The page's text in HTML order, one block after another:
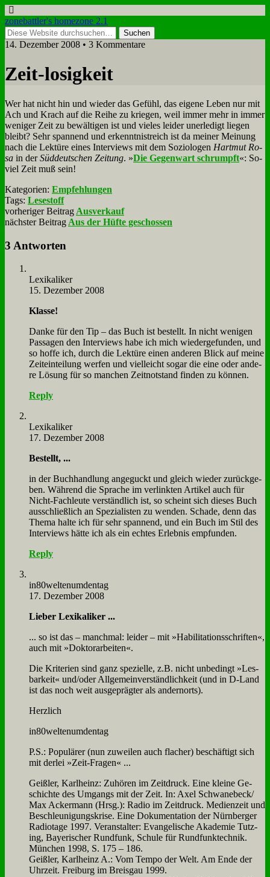
zonebattler's homezone 2.1
14. Dezember 2008 • 3 Kommentare
Zeit-lo­sig­keit
Wer hat nicht hin und wie­der das Ge­fühl, das ei­ge­ne Le­ben nur mit
Ach und Krach auf die Rei­he zu krie­gen, weil im­mer mehr in im­mer
we­ni­ger Zeit zu be­wäl­ti­gen ist und vie­les lei­der un­er­le­digt lie­gen
bleibt? Sehr span­nend und er­kennt­nistreich ist da mei­ner Mei­nung
nach die Lek­tü­re ei­nes In­ter­views mit dem So­zio­lo­gen Hart­mut Ro­
sa in derSüd­deut­schen Zei­tung. »Die Ge­gen­wart schrumpft«: So­
viel Zeit muß sein!
Kategorien: Empfehlungen
Tags: Lesestoff
vorheriger Beitrag Ausverkauf
nächster Beitrag Aus der Hüfte geschossen
3 Antworten
Le­xi­ka­li­ker
15. Dezember 2008
Klas­se!
Dan­ke für den Tip – das Buch ist be­stellt. In nicht we­ni­gen
Pas­sa­gen den In­ter­views ha­be ich mich wie­der­ge­fun­den, und
so hof­fe ich, durch die Lek­tü­re ei­nen an­de­ren Blick auf mei­ne
Zeit­ein­tei­lung wer­fen und viel­leicht so­gar die ei­ne oder an­de­
re Lö­sung für so man­chen Zeit­not­stand fin­den zu kön­nen.
Reply
Le­xi­ka­li­ker
17. Dezember 2008
Be­stellt, ...
in der Buch­hand­lung an­ge­guckt und gleich wie­der zu­rück­ge­
ben. Wäh­rend die Spra­che im ver­link­ten Ar­ti­kel auch für
Nicht-Fach­leu­te ver­ständ­lich ist, so scheint sich die­ses Buch
aus­schließ­lich an Spe­zia­li­sten zu wen­den. Scha­de, denn das
The­ma hal­te ich für sehr span­nend, und ein Buch im Stil des
In­ter­views hät­te ich als ein ech­tes Er­leb­nis emp­fun­den.
Reply
in80weltenumdentag
17. Dezember 2008
Lie­ber Le­xi­ka­li­ker ...
... so ist das – manch­mal: lei­der – mit »Ha­bi­li­ta­ti­ons­schrif­ten«,
auch mit »Dok­tor­ar­bei­ten«.
Die Kri­te­ri­en sind ganz spe­zi­el­le, z.B. nicht un­be­dingt »Les­
bar­keit« und/oder All­ge­mein­ver­ständ­lich­keit (und in D‑Land
ist das noch weit aus­ge­präg­ter als an­dern­orts).
Herz­lich
in80weltenumdentag
P.S.: Po­pu­lä­rer (nun zu­wei­len auch fla­cher) be­schäf­tigt sich
mit der­lei »Zeit-Fra­gen« ...
Geiß­ler, Karl­heinz: Zu­hö­ren im Zeit­druck. Ei­ne klei­ne Ge­
schich­te des Um­gangs mit der Zeit. In: Axel Schwanebeck/
Max Acker­mann (Hrsg.): Ra­dio im Zeit­druck. Me­di­en­zeit und
Be­schleu­ni­gungs­kri­se. Ei­ne Do­ku­men­ta­ti­on der Nürn­ber­ger
Ra­dio­ta­ge 1997. Ver­an­stal­ter: Evan­ge­li­sche Aka­de­mie Tutz­
ing, Baye­ri­scher Rund­funk, Schu­le für Rund­funk­tech­nik.
Mün­chen 1998, S. 175 – 186.
Geiß­ler, Karl­heinz A.: Vom Tem­po der Welt. Am En­de der
Uhr­zeit. Frei­burg im Breis­gau 1999.